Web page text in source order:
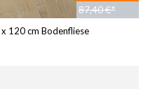
87,40 €*
120 cm Bodenfliese